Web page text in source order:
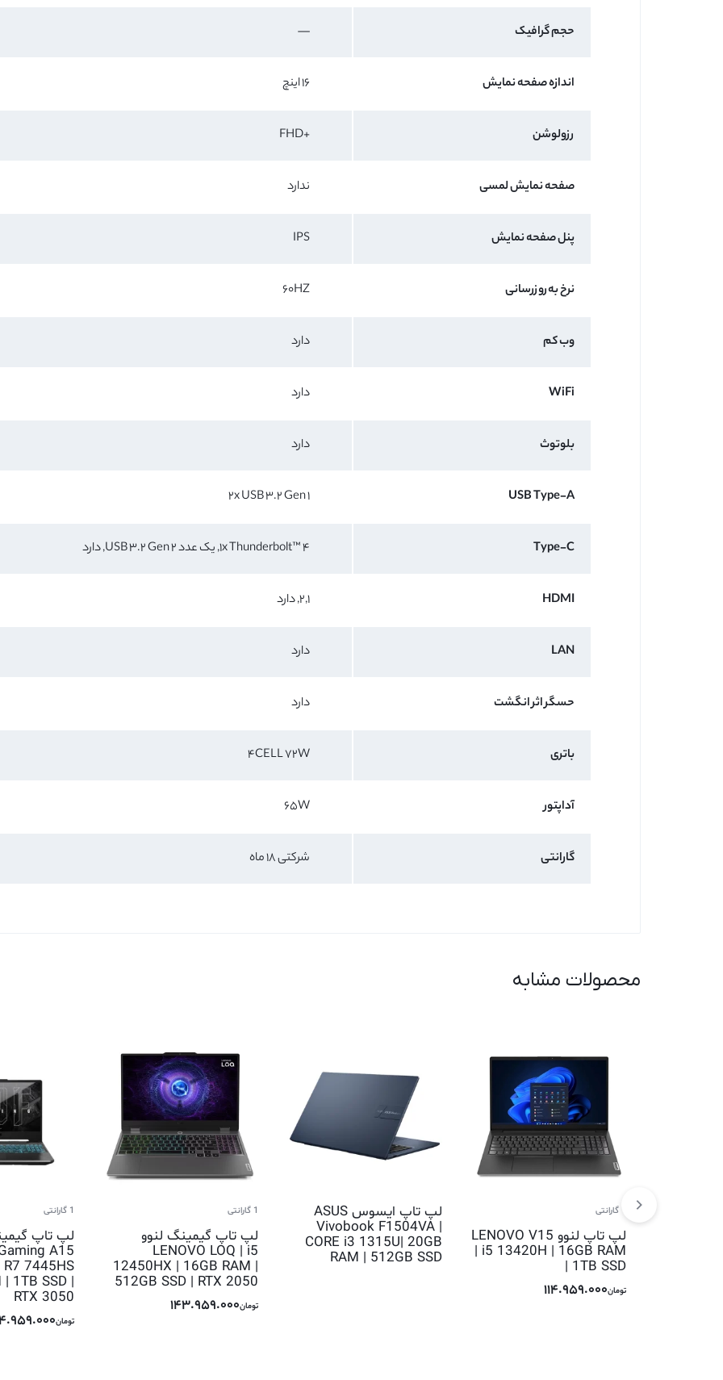
حجم گرافیک —
اندازه صفحه نمایش 16 اینچ
رزولوشن +FHD
صفحه نمایش لمسی ندارد
پنل صفحه نمایش IPS
نرخ به‌روزرسانی 60HZ
وب کم دارد
WiFi دارد
بلوتوث دارد
USB Type-A
2x USB 3.2 Gen 1
Type-C 1x Thunderbolt™ 4, یک عدد USB 3.2 Gen 2, دارد
HDMI 2,1, دارد
LAN دارد
حسگر اثر انگشت دارد
باتری 4CELL 72W
آداپتور 65W
گارانتی شرکتی 18 ماه
محصولات مشابه
لپ تاپ لنوو LENOVO V15
| i5 13420H | 16GB RAM
| 1TB SSD
تومان114.959.000
لپ تاپ ایسوس ASUS
Vivobook F1504VA |
CORE i3 1315U| 20GB
RAM | 512GB SSD
1 گارانتی
لپ تاپ گیمینگ لنوو
LENOVO LOQ | i5
12450HX | 16GB RAM |
512GB SSD | RTX 2050
تومان143.959.000
1 گارانتی
لپ تاپ
A15
R7 7445HS
1TB SSD |
RTX 3050
تومان